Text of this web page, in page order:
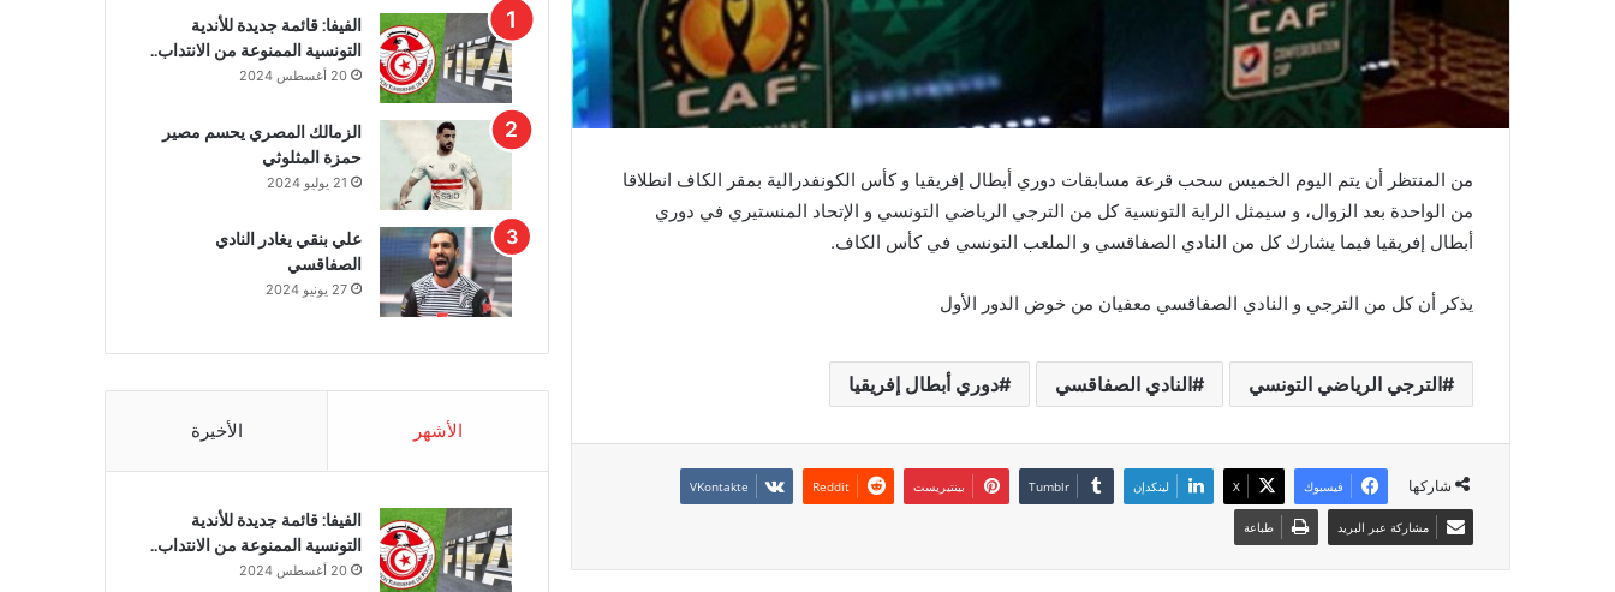
من المنتظر أن يتم اليوم الخميس سحب قرعة مسابقات دوري أبطال إفريقيا و كأس الكونفدرالية بمقر الكاف انطلاقا
من الواحدة بعد الزوال، و سيمثل الراية التونسية كل من الترجي الرياضي التونسي و الإتحاد المنستيري في دوري
أبطال إفريقيا فيما يشارك كل من النادي الصفاقسي و الملعب التونسي في كأس الكاف.
يذكر أن كل من الترجي و النادي الصفاقسي معفيان من خوض الدور الأول
الترجي الرياضي التونسي النادي الصفاقسي دوري أبطال إفريقيا
شاركها فيسبوك ‫X لينكدإن بينتيريست
مشاركة عبر البريد طباعة
الفيفا: قائمة جديدة للأندية
التونسية الممنوعة من الانتداب..
20 أغسطس 2024
الزمالك المصري يحسم مصير
حمزة المثلوثي
21 يوليو 2024
علي بنقي يغادر النادي
الصفاقسي
27 يونيو 2024
الأشهر الأخيرة
الفيفا: قائمة جديدة للأندية
التونسية الممنوعة من الانتداب..
20 أغسطس 2024